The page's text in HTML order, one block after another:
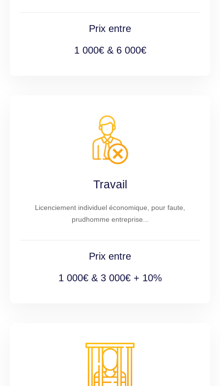
Prix entre
1 000€ & 6 000€
Travail
Licenciement individuel économique, pour faute,
prudhomme entreprise...
Prix entre
1 000€ & 3 000€ + 10%